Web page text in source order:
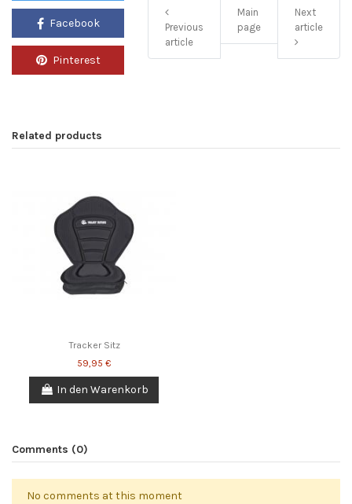
Facebook
Pinterest
Previous
article
Main
page
Next
article
Related products
Tracker Sitz
59,95 €
In den Warenkorb
Comments (0)
No comments at this moment